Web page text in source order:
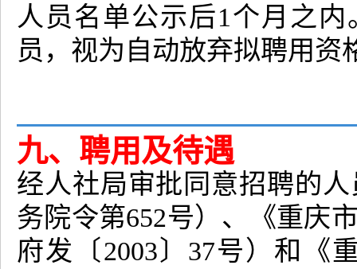
人员名单公示后1个月之
员，视为自动放弃拟聘用资
九、聘用及待遇
经人社局审批同意招聘的
务院令第652号）、《重庆
府发〔2003〕37号）和《